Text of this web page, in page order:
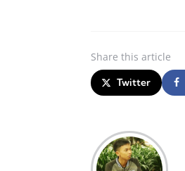
Share this article
Twitter